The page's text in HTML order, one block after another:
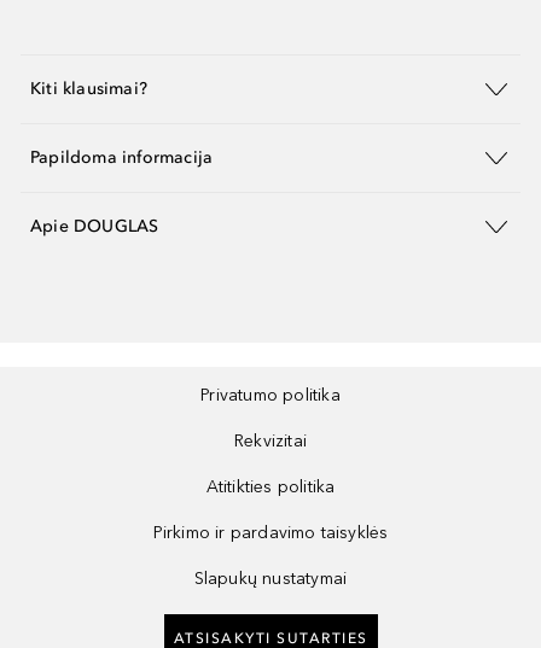
Kiti klausimai?
Papildoma informacija
Apie DOUGLAS
Privatumo politika
Rekvizitai
Atitikties politika
Pirkimo ir pardavimo taisyklės
Slapukų nustatymai
ATSISAKYTI SUTARTIES